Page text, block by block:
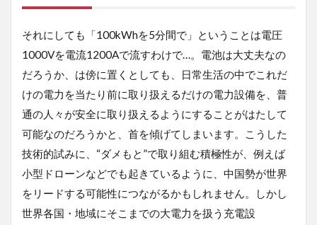
温
管
も
避
て
通
れ
な
い
それにしても「100kWhを5分間で」ということは電圧
1000Vを電流1200Aで流すわけで…。電池は大丈夫なの
だろうか、は傍に置くとしても、日常生活の中でこれだ
けの電力を当たり前に取り扱えるだけの電力設備を、普
通の人々が安全に取り扱えるようにすることがはたして
可能なのだろうかと、首を傾げてしまいます。こうした
技術的試みに、“ダメもと”で取り組む積極性が、例えば
小型ドローンなどでも起きているように、中国勢が世界
をリードする可能性につながるかもしれません。しかし
世界各国・地域にそこまでの大電力を扱う充電設